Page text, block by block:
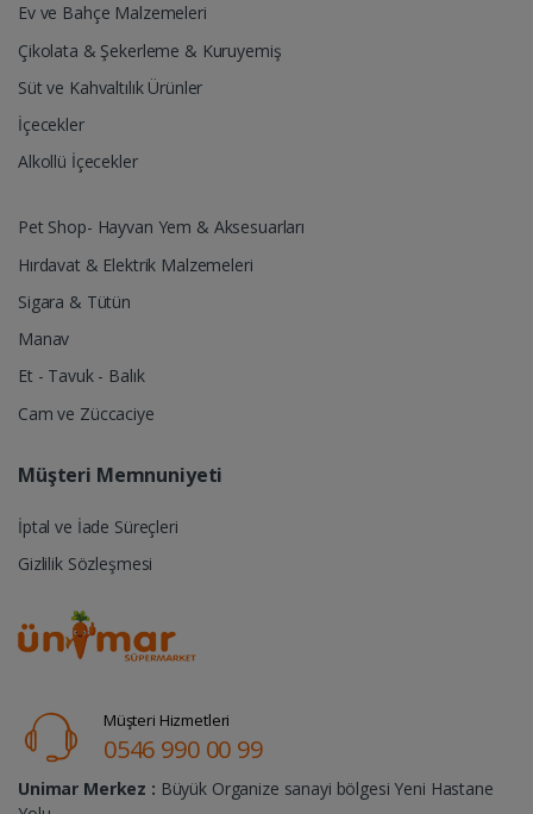
Ev ve Bahçe Malzemeleri
Çikolata & Şekerleme & Kuruyemiş
Süt ve Kahvaltılık Ürünler
İçecekler
Alkollü İçecekler
Pet Shop- Hayvan Yem & Aksesuarları
Hırdavat & Elektrik Malzemeleri
Sigara & Tütün
Manav
Et - Tavuk - Balık
Cam ve Züccaciye
Müşteri Memnuniyeti
İptal ve İade Süreçleri
Gizlilik Sözleşmesi
Müşteri Hizmetleri
0546 990 00 99
Unimar Merkez : Büyük Organize sanayi bölgesi Yeni Hastane